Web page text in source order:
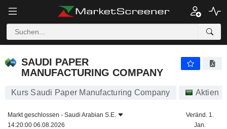
SAUDI PAPER
MANUFACTURING COMPANY
Kurs Saudi Paper Manufacturing Company Aktien
Markt geschlossen - Saudi Arabian S.E.
14:20:00 06.08.2026
Veränd. 1.
Jan.